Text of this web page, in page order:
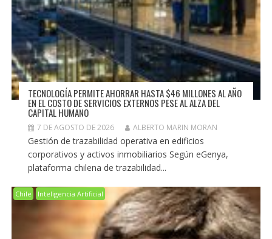
TECNOLOGÍA PERMITE AHORRAR HASTA $46 MILLONES AL AÑO
EN EL COSTO DE SERVICIOS EXTERNOS PESE AL ALZA DEL
CAPITAL HUMANO
7 DE AGOSTO DE 2026 ALBERTO MARIN MORAN
Gestión de trazabilidad operativa en edificios
corporativos y activos inmobiliarios Según eGenya,
plataforma chilena de trazabilidad...
Chile Inteligencia Artificial